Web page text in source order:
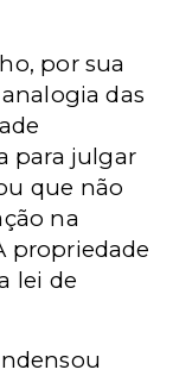
por sua
das
para julgar
que não
na
propriedade
lei de